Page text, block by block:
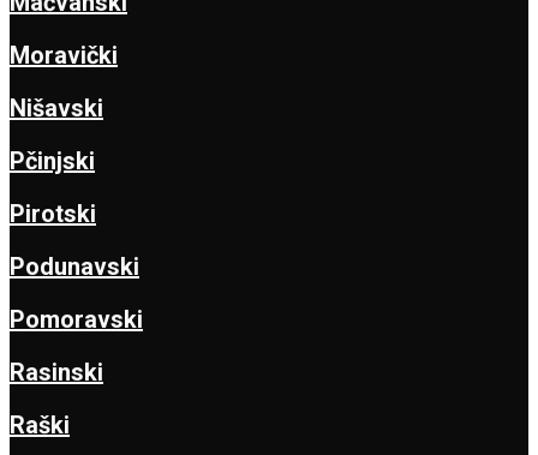
Moravički
Nišavski
Pčinjski
Pirotski
Podunavski
Pomoravski
Rasinski
Raški